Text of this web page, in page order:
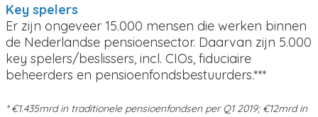
Key spelers
Er zijn ongeveer 15.000 mensen die werken binnen
de Nederlandse pensioensector. Daarvan zijn 5.000
key spelers/beslissers, incl. CIOs, fiduciaire
beheerders en pensioenfondsbestuurders.***
* €1.435mrd in traditionele pensioenfondsen per Q1 2019; €12mrd in